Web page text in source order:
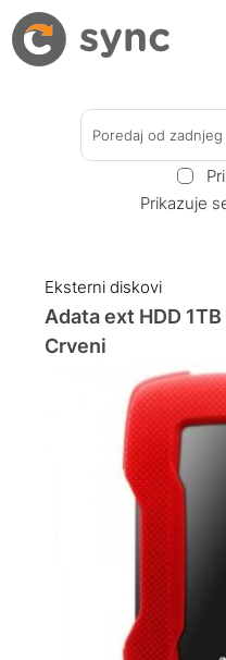
Poredaj od zadnjeg
Prikazuje
Eksterni diskovi
Adata ext HDD
Crveni